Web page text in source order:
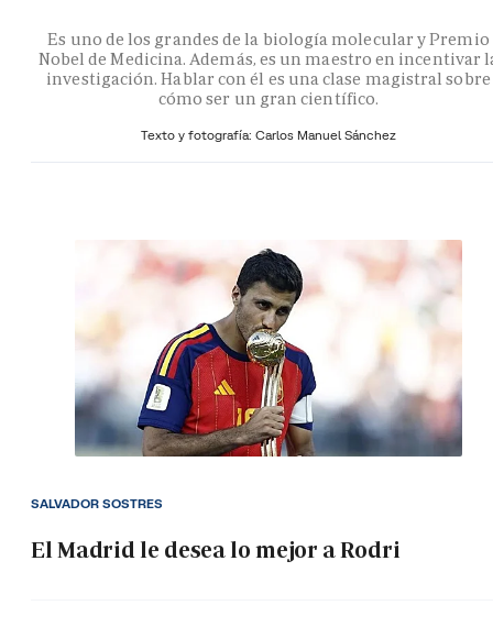
Es uno de los grandes de la biología molecular y Premio
Nobel de Medicina. Además, es un maestro en incentivar
investigación. Hablar con él es una clase magistral sobre
cómo ser un gran científico.
Texto y fotografía: Carlos Manuel Sánchez
El Madrid le desea lo mejor a Rodri
SALVADOR SOSTRES